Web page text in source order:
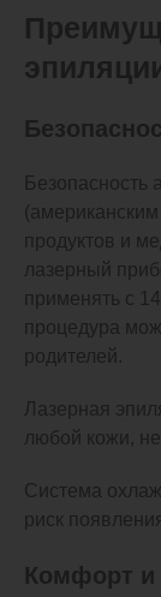
Безопасность
продуктов и
лазерный
применять с
процедура
родителей.
Лазерная
любой кожи,
Система
риск
Комфорт и